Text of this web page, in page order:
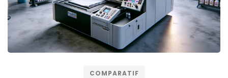
COMPARATIF